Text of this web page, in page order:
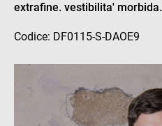
extrafine. vestibilita'
Codice: DF0115-S-DAOE9